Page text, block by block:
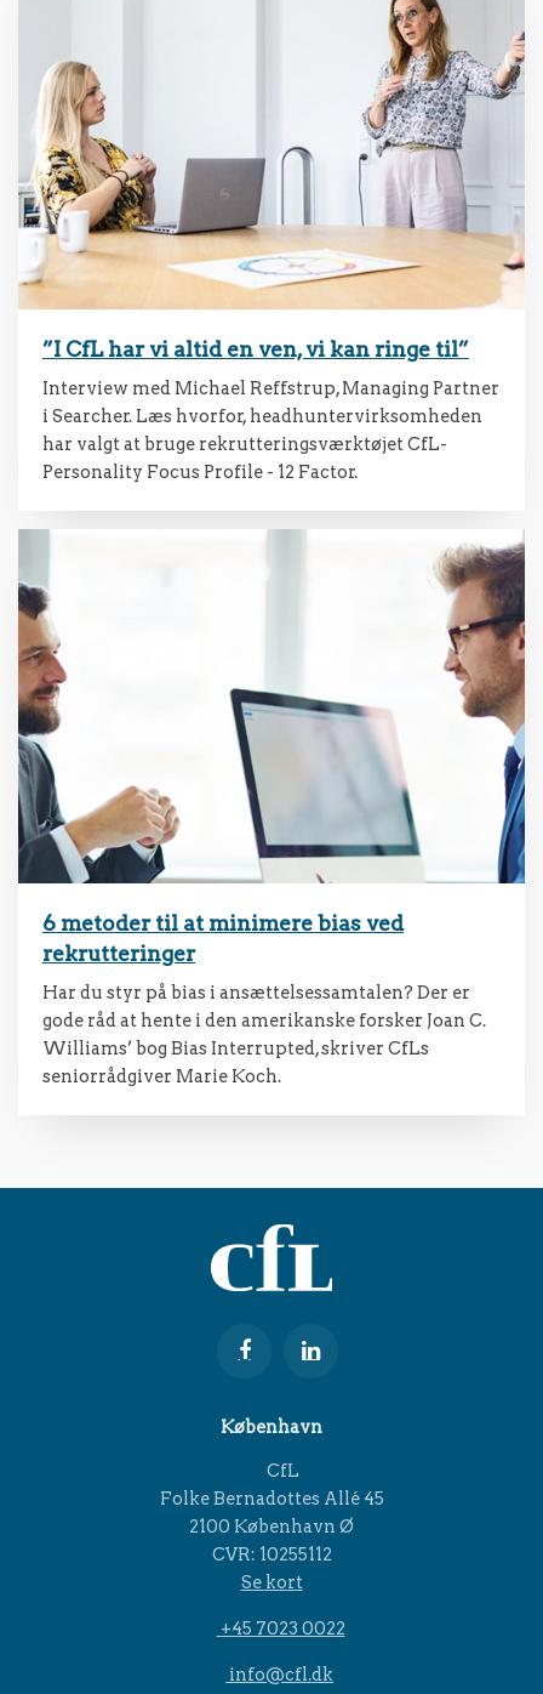
”I CfL har vi altid en ven, vi kan ringe til”
Interview med Michael Reffstrup, Managing Partner
i Searcher. Læs hvorfor, headhuntervirksomheden
har valgt at bruge rekrutteringsværktøjet CfL-
Personality Focus Profile - 12 Factor.
6 metoder til at minimere bias ved
rekrutteringer
Har du styr på bias i ansættelsessamtalen? Der er
gode råd at hente i den amerikanske forsker Joan C.
Williams’ bog Bias Interrupted, skriver CfLs
seniorrådgiver Marie Koch.
København
CfL
Folke Bernadottes Allé 45
2100 København Ø
CVR: 10255112
Se kort
+45 7023 0022
info@cfl.dk